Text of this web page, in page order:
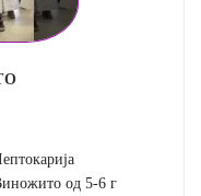
од 5-6 г